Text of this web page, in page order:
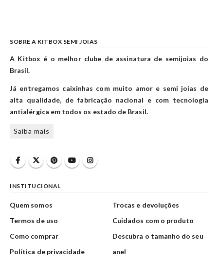
SOBRE A KITBOX SEMI JOIAS
A Kitbox é o melhor clube de assinatura de semijoias do
Brasil.
Já entregamos caixinhas com muito amor e semi joias de
alta qualidade, de fabricação nacional e com tecnologia
antialérgica em todos os estado de Brasil.
Saiba mais
INSTITUCIONAL
Quem somos
Termos de uso
Como comprar
Política de privacidade
Trocas e devoluções
Cuidados com o produto
Descubra o tamanho do seu
anel